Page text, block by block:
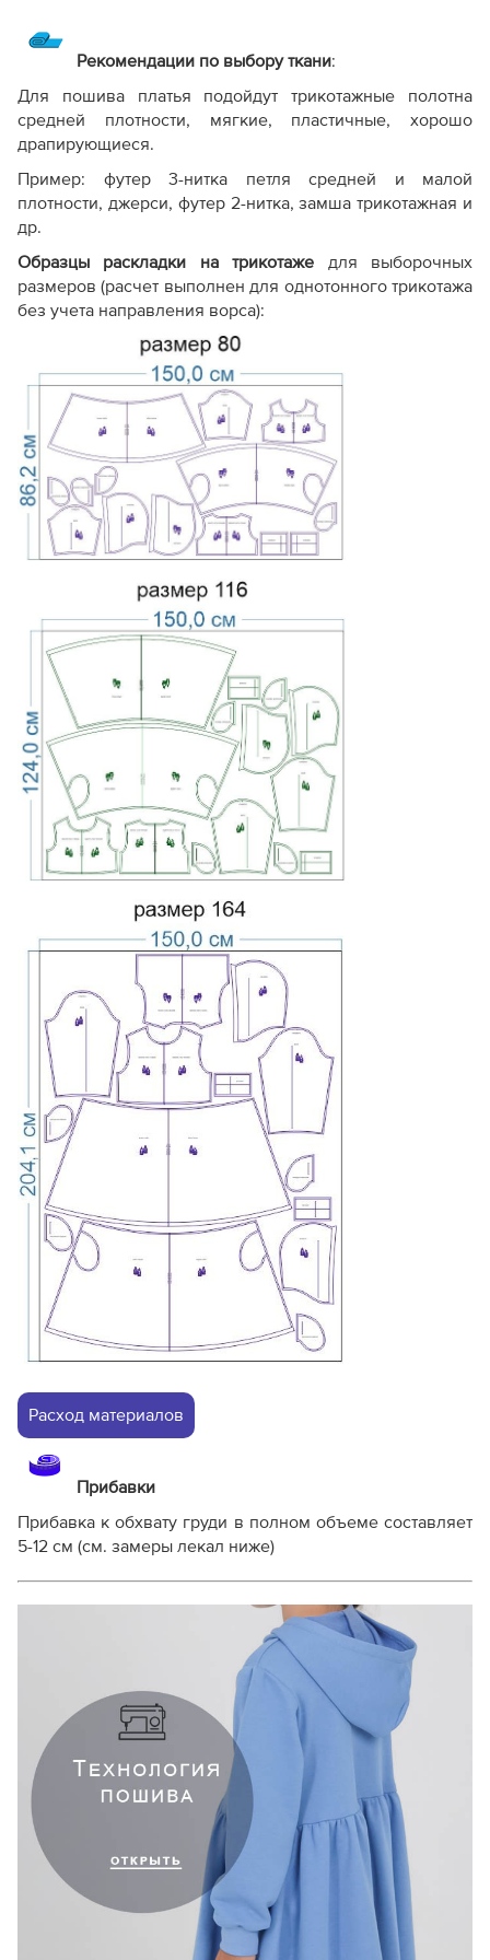
Рекомендации по выбору ткани:
Для пошива платья подойдут трикотажные полотна
средней плотности, мягкие, пластичные, хорошо
драпирующиеся.
Пример: футер 3-нитка петля средней и малой
плотности, джерси, футер 2-нитка, замша трикотажная и
др.
Образцы раскладки на трикотаже
для выборочных
размеров (расчет выполнен для однотонного трикотажа
без учета направления ворса):
Расход материалов
Прибавки
Прибавка к обхвату груди в полном объеме составляет
5-12 см (см. замеры лекал ниже)